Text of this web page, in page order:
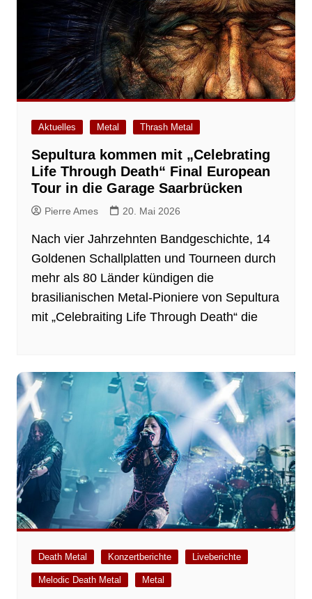
Aktuelles Metal Thrash Metal
Sepultura kommen mit „Celebrating
Life Through Death“ Final European
Tour in die Garage Saarbrücken
Pierre Ames 20. Mai 2026
Nach vier Jahrzehnten Bandgeschichte, 14
Goldenen Schallplatten und Tourneen durch
mehr als 80 Länder kündigen die
brasilianischen Metal-Pioniere von Sepultura
mit „Celebraiting Life Through Death“ die
Death Metal Konzertberichte Liveberichte
Melodic Death Metal Metal